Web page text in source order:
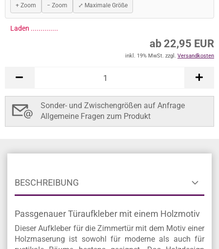
+ Zoom − Zoom ⤢ Maximale Größe
BESCHREIBUNG
Passgenauer Türaufkleber mit einem Holzmotiv